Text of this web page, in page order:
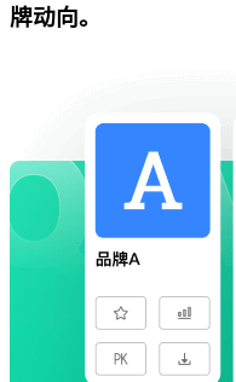
牌动向。